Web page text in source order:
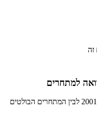
השוואת רמות הגימור של מיצובישי קולט 2001 לבין המתחרים הבולטים